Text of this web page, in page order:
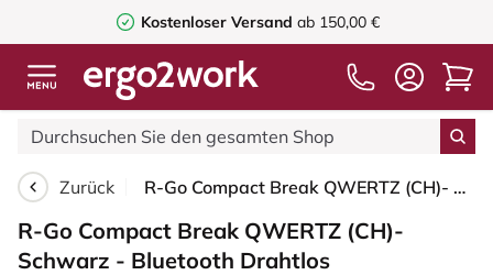
Kostenloser Versand ab 150,00 €
Zurück R-Go Compact Break QWERTZ (CH)- Schwarz - Bluetooth Drahtlos
R-Go Compact Break QWERTZ (CH)-
Schwarz - Bluetooth Drahtlos